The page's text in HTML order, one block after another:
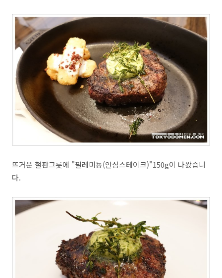
뜨거운 철판그릇에 "필레미뇽(안심스테이크)"150g이 나왔습니
다.